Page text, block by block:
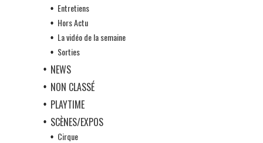
Entretiens
Hors Actu
La vidéo de la semaine
Sorties
NEWS
NON CLASSÉ
PLAYTIME
SCÈNES/EXPOS
Cirque